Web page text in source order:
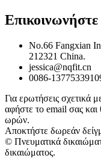
No.66 Fangxian
212321 China.
jessica@nqfit.cn
0086-
Για ερωτήσεις σχετικά
αφήστε το email σας και
ωρών.
Αποκτήστε δωρεάν
© Πνευματικά
δικαιώματος.